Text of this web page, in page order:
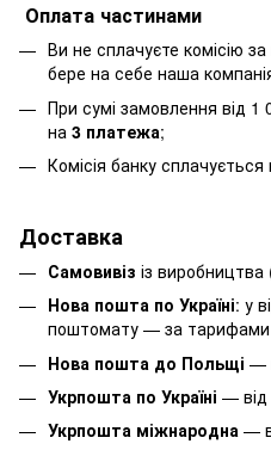
Оплата частинами
Ви не сплачуєте комісію
бере на себе наша
При сумі замовлення від 1
на 3 платежа;
Комісія банку
Доставка
Самовивіз із
Нова пошта по Україні: у
поштомату — за тарифами
Нова пошта до Польщі —
Укрпошта по Україні — від
Укрпошта міжнародна —